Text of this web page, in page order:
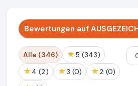
Bewertungen auf
Alle (346) ★ 5 (343)
★ 4 (2) ★ 3 (0) ★ 2 (0)